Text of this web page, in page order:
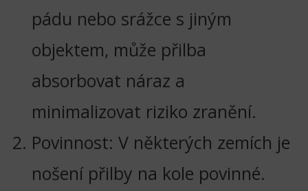
pádu nebo srážce s jiným
objektem, může přilba
absorbovat náraz a
minimalizovat riziko zranění.
Povinnost: V některých zemích je
nošení přilby na kole povinné.